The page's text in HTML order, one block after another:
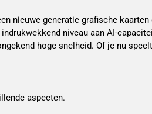
nieuwe generatie grafische
niveau aan AI-
hoge snelheid. Of je nu
aspecten.